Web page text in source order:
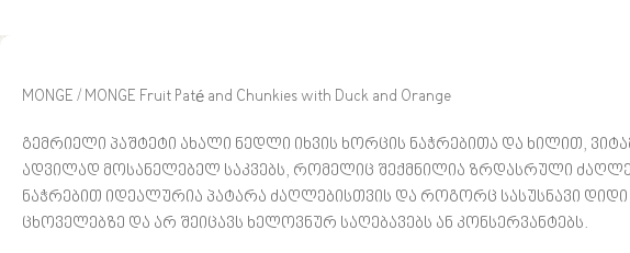
MONGE / MONGE Fruit Paté and Chunkies with Duck and Orange
გემრიელი პაშტეტი ახალი ნედლი იხვის ხორცის ნაჭრებითა და ხილით,
ადვილად მოსანელებელ საკვებს, რომელიც შექმნილია ზრდასრული
ნაჭრებით იდეალურია პატარა ძაღლებისთვის და როგორც სასუსნავი
ცხოველებზე და არ შეიცავს ხელოვნურ საღებავებს ან კონსერვანტებს.